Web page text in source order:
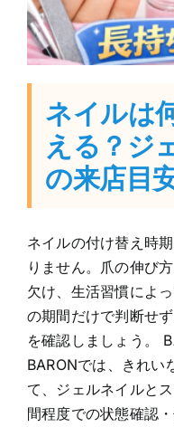
ネイルは
える？ジ
の来店目
ネイルの付け替え時
りません。爪の伸び
欠け、生活習慣によ
の期間だけで判断せ
を確認しましょう。
BARONでは、きれい
て、ジェルネイルと
間程度での状態確認